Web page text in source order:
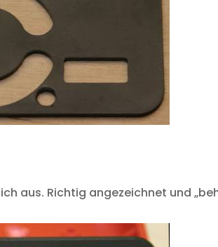
aus. Richtig angezeichnet und